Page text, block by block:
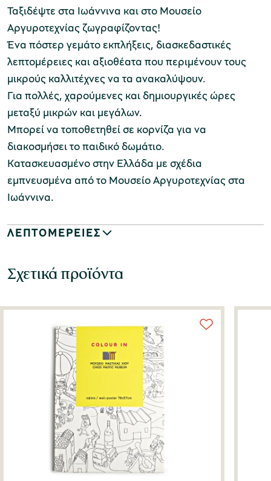
Ταξιδέψτε στα Ιωάννινα και στο Μουσείο
Αργυροτεχνίας ζωγραφίζοντας!
Ένα πόστερ γεμάτο εκπλήξεις, διασκεδαστικές
λεπτομέρειες και αξιοθέατα που περιμένουν τους
μικρούς καλλιτέχνες να τα ανακαλύψουν.
Για πολλές, χαρούμενες και δημιουργικές ώρες
μεταξύ μικρών και μεγάλων.
Μπορεί να τοποθετηθεί σε κορνίζα για να
διακοσμήσει το παιδικό δωμάτιο.
Κατασκευασμένο στην Ελλάδα με σχέδια
εμπνευσμένα από το Μουσείο Αργυροτεχνίας στα
Ιωάννινα.
ΛΕΠΤΟΜΕΡΕΙΕΣ
Σχετικά προϊόντα